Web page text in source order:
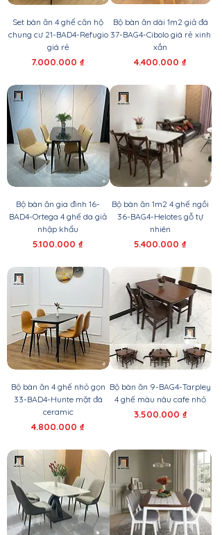
Set bàn ăn 4 ghế căn hộ
chung cư 21-BAD4-Refugio
giá rẻ
Giá
7.000.000 ₫
Bộ bàn ăn dài 1m2 giả đá
37-BAG4-Cibolo giá rẻ xinh
xắn
Giá
4.400.000 ₫
Bộ bàn ăn gia đình 16-
BAD4-Ortega 4 ghế da giả
nhập khẩu
Giá
5.100.000 ₫
Bộ bàn ăn 1m2 4 ghế ngồi
36-BAG4-Helotes gỗ tự
nhiên
Giá
5.400.000 ₫
Bộ bàn ăn 4 ghế nhỏ gọn
33-BAD4-Hunte mặt đá
ceramic
Giá
4.800.000 ₫
Bộ bàn ăn 9-BAG4-Tarpley
4 ghế màu nâu cafe nhỏ
Giá
3.500.000 ₫